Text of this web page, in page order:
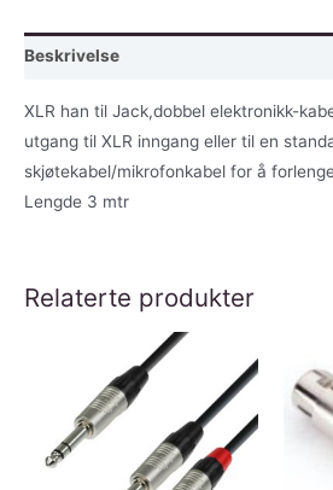
Beskrivelse
XLR han til Jack,dobbel elektronikk-
utgang til XLR inngang eller til en
skjøtekabel/mikrofonkabel for å
Lengde 3 mtr
Relaterte produkter